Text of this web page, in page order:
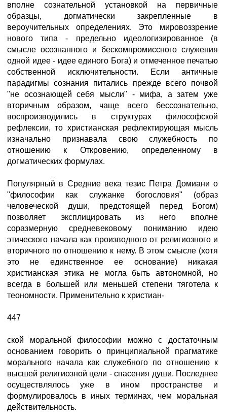
вполне сознательной установкой на первичные
образцы, догматически закрепленные в
вероучительных определениях. Это мировоззрение
нового типа - предельно идеологизированное (в
смысле осознанного и бескомпромиссного служения
одной идее - идее единого Бога) и отмеченное печатью
собственной исключительности. Если античные
парадигмы сознания питались прежде всего почвой
"не осознающей себя мысли" - мифа, а затем уже
вторичным образом, чаще всего бессознательно,
воспроизводились в структурах философской
рефлексии, то христианская рефлектирующая мысль
изначально признавала свою служебность по
отношению к Откровению, определенному в
догматических формулах.
Популярный в Средние века тезис Петра Домиани о
"философии как служанке богословия" (образ
человеческой души, предстоящей перед Богом)
позволяет эксплицировать из него вполне
соразмерную средневековому пониманию идею
этического начала как производного от религиозного и
вторичного по отношению к нему. В этом смысле (хотя
это не единственное ее основание) никакая
христианская этика не могла быть автономной, но
всегда в большей или меньшей степени тяготела к
теономности. Применительно к христиан-
447
ской моральной философии можно с достаточным
основанием говорить о принципиальной прагматике
морального начала как служебного по отношению к
высшей религиозной цели - спасения души. Последнее
осуществлялось уже в ином пространстве и
формулировалось в иных терминах, чем моральная
действительность.